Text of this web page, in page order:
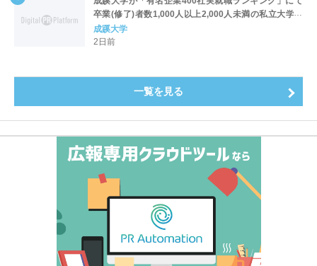
卒業(修了)者数1,000人以上2,000人未満の私立大学で
全国第1位を獲得！～実就職率は26.5%（前年比＋
4.3pt）に伸長、東京の私立大学でも10位にランクイン
成蹊大学
2日前
一覧を見る